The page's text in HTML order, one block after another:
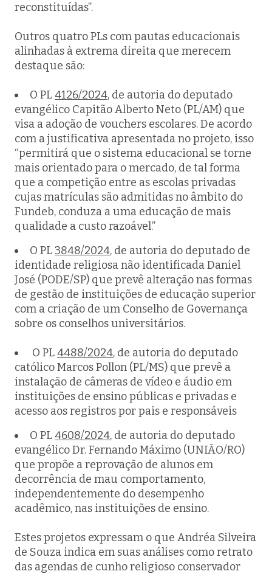
reconstituídas”.
Outros quatro PLs com pautas educacionais
alinhadas à extrema direita que merecem
destaque são:
O PL4126/2024, de autoria do deputado
evangélico Capitão Alberto Neto (PL/AM) que
visa a adoção de vouchers escolares. De acordo
com a justificativa apresentada no projeto, isso
“permitirá que o sistema educacional se torne
mais orientado para o mercado, de tal forma
que a competição entre as escolas privadas
cujas matrículas são admitidas no âmbito do
Fundeb, conduza a uma educação de mais
qualidade a custo razoável.”
O PL3848/2024, de autoria do deputado de
identidade religiosa não identificada Daniel
José (PODE/SP) que prevê alteração nas formas
de gestão de instituições de educação superior
com a criação de um Conselho de Governança
sobre os conselhos universitários.
O PL4488/2024, de autoria do deputado
católico Marcos Pollon (PL/MS) que prevê a
instalação de câmeras de vídeo e áudio em
instituições de ensino públicas e privadas e
acesso aos registros por pais e responsáveis
O PL4608/2024, de autoria do deputado
evangélico Dr. Fernando Máximo (UNIÃO/RO)
que propõe a reprovação de alunos em
decorrência de mau comportamento,
independentemente do desempenho
acadêmico, nas instituições de ensino.
Estes projetos expressam o que Andréa Silveira
de Souza indica em suas análises como retrato
das agendas de cunho religioso conservador